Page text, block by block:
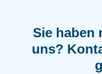
Sie haben
uns?